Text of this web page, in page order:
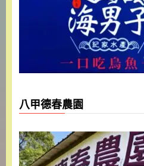
八甲德春農園